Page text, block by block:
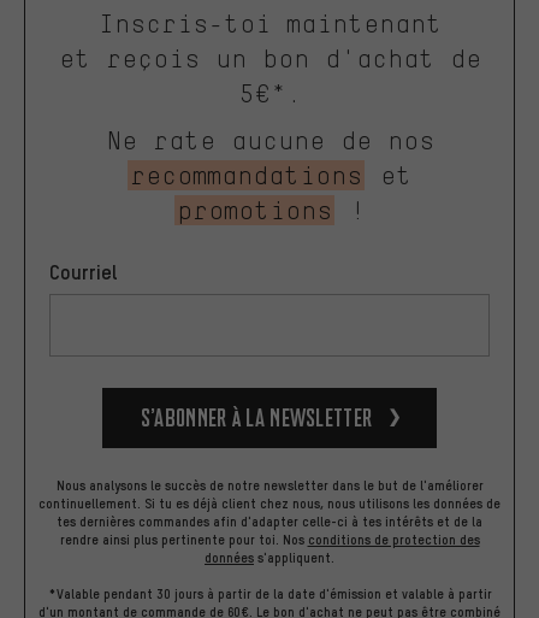
Inscris-toi maintenant
et reçois un bon d'achat de
5€*.
Ne rate aucune de nos
recommandations
et
promotions
!
Courriel
S’abonner à la newsletter
Nous analysons le succès de notre newsletter dans le but de l'améliorer
continuellement. Si tu es déjà client chez nous, nous utilisons les données de
tes dernières commandes afin d'adapter celle-ci à tes intérêts et de la
rendre ainsi plus pertinente pour toi. Nos conditions de protection des
données s'appliquent.
*Valable pendant 30 jours à partir de la date d'émission et valable à partir
d'un montant de commande de 60€. Le bon d'achat ne peut pas être combiné